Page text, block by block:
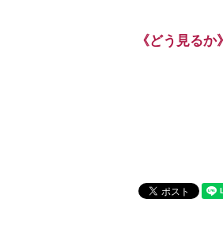
《どう見るか》